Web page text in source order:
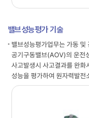
밸브성능평가 기술
밸브성능평가업무는 가동
공기구동밸브(AOV)의 운전
사고발생시 사고결과를 완화
성능을 평가하여 원자력발전